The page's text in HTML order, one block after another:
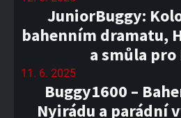
JuniorBuggy:
bahenním dramatu,
a smůla pro
11. 6. 2025
Buggy1600 –
Nyirádu a parádní